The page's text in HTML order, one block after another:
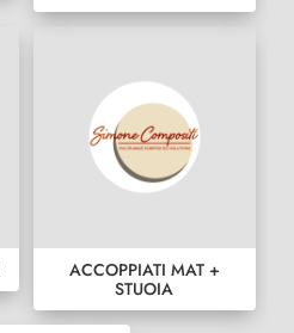
ACCOPPIATI MAT +
STUOIA